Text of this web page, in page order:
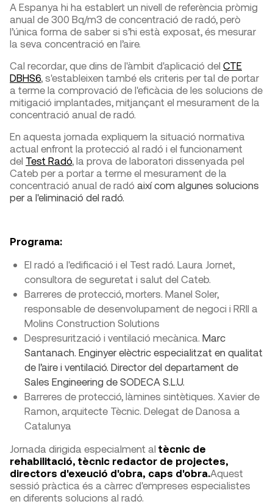
A Espanya hi ha establert un nivell de referència pròmig
anual de 300 Bq/m3 de concentració de radó, però
l’única forma de saber si s’hi està exposat, és mesurar
la seva concentració en l’aire.
Cal recordar, que dins de l'àmbit d'aplicació del CTE
DBHS6, s'estableixen també els criteris per tal de portar
a terme la comprovació de l'eficàcia de les solucions de
mitigació implantades, mitjançant el mesurament de la
concentració anual de radó.
En aquesta jornada expliquem la situació normativa
actual enfront la protecció al radó i el funcionament
del Test Radó, la prova de laboratori dissenyada pel
Cateb per a portar a terme el mesurament de la
concentració anual de radó així com algunes solucions
per a l'eliminació del radó.
Programa:
El radó a l'edificació i el Test radó. Laura Jornet,
consultora de seguretat i salut del Cateb.
Barreres de protecció, morters. Manel Soler,
responsable de desenvolupament de negoci i RRII a
Molins Construction Solutions
Despresurització i ventilació mecànica. Marc
Santanach. Enginyer elèctric especialitzat en qualitat
de l’aire i ventilació. Director del departament de
Sales Engineering de SODECA S.L.U.
Barreres de protecció, làmines sintètiques. Xavier de
Ramon, arquitecte Tècnic. Delegat de Danosa a
Catalunya
Jornada dirigida especialment al tècnic de
rehabilitació, tècnic redactor de projectes,
directors d'exeució d'obra, caps d'obra.Aquest
sessió pràctica és a càrrec d'empreses especialistes
en diferents solucions al radó.